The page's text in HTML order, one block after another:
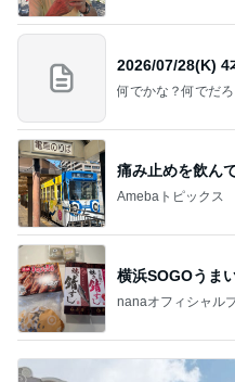
2026/07/28(K) 4
何でかな？何でだろ
痛み止めを飲ん
Amebaトピックス
横浜SOGOうま
nanaオフィシャル